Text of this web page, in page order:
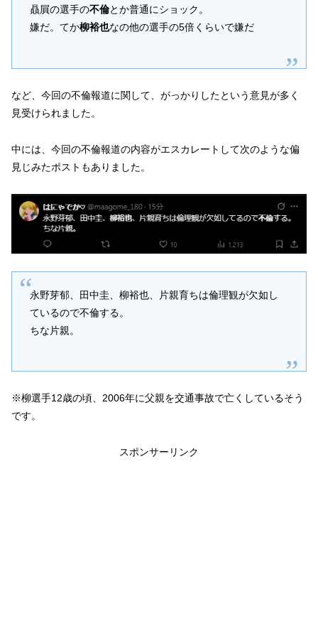
贔屓の選手の不倫とか普通にショック。
嫌だ。てか柳裕也なの他の選手の5倍くらいで嫌だ
など、今回の不倫報道に関して、がっかりしたという意見が多く
見受けられました。
中には、今回の不倫報道の内容がエスカレートして次のような偏
見じみたポストもありました。
永野芽郁、田中圭、柳裕也、片親育ちは倫理観が欠如し
ているので不倫する。
ちな片親。
※柳選手12歳の頃、2006年に父親を交通事故で亡くしているそう
です。
スポンサーリンク